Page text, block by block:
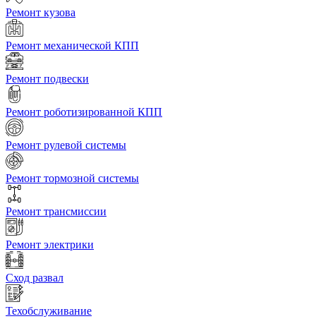
Ремонт кузова
Ремонт механической КПП
Ремонт подвески
Ремонт роботизированной КПП
Ремонт рулевой системы
Ремонт тормозной системы
Ремонт трансмиссии
Ремонт электрики
Сход развал
Техобслуживание